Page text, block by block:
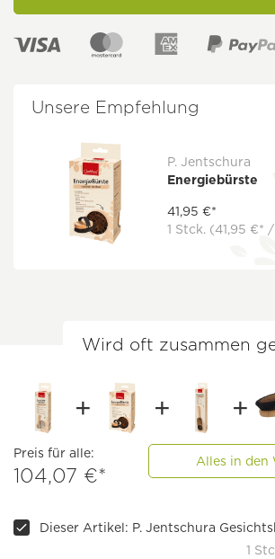
Unsere Empfehlung
P. Jentschura
Energiebürste
41,95 €*
1 Stck. (41,95 €*
Wird oft zusammen
Preis für alle:
104,07 €*
Alles in den
Dieser Artikel: P. Jentschura
1